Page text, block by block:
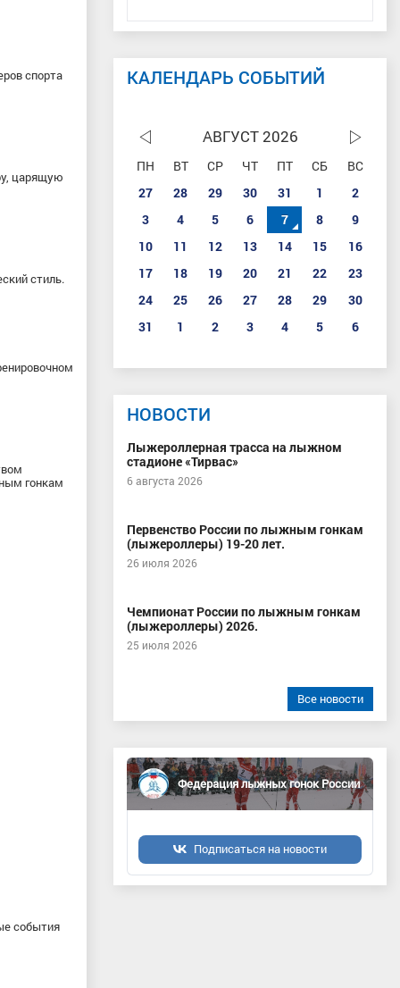
спорта
царящую
cтиль.
гонкам
события
КАЛЕНДАРЬ СОБЫТИЙ
АВГУСТ 2026
ПН ВТ СР ЧТ ПТ СБ
ВС
27
28 29 30 31 1
2
3
4 5 6 7 8
9
10
11 12 13 14 15
16
17
18 19 20 21 22
23
24
25 26 27 28 29
30
31
1 2 3 4 5 6
НОВОСТИ
Лыжероллерная трасса на лыжном
стадионе «Тирвас»
6 августа 2026
Первенство России по лыжным гонкам
(лыжероллеры) 19-20 лет.
26 июля 2026
Чемпионат России по лыжным гонкам
(лыжероллеры) 2026.
25 июля 2026
Все новости
Федерация лыжных гонок России
Подписаться на новости